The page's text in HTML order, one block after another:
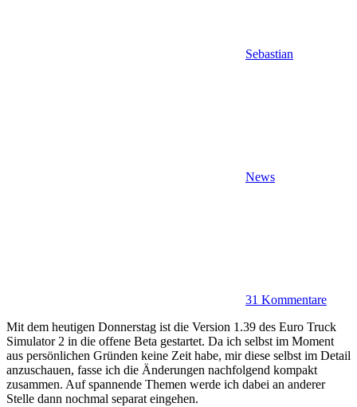
Sebastian
News
31 Kommentare
Mit dem heutigen Donnerstag ist die Version 1.39 des Euro Truck
Simulator 2 in die offene Beta gestartet. Da ich selbst im Moment
aus persönlichen Gründen keine Zeit habe, mir diese selbst im Detail
anzuschauen, fasse ich die Änderungen nachfolgend kompakt
zusammen. Auf spannende Themen werde ich dabei an anderer
Stelle dann nochmal separat eingehen.